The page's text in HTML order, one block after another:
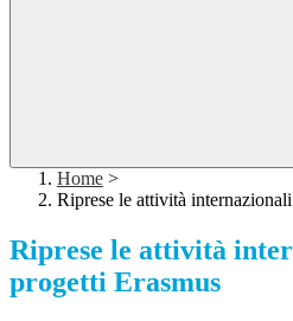
Home >
Riprese le attività
Riprese le attività
progetti Erasmus